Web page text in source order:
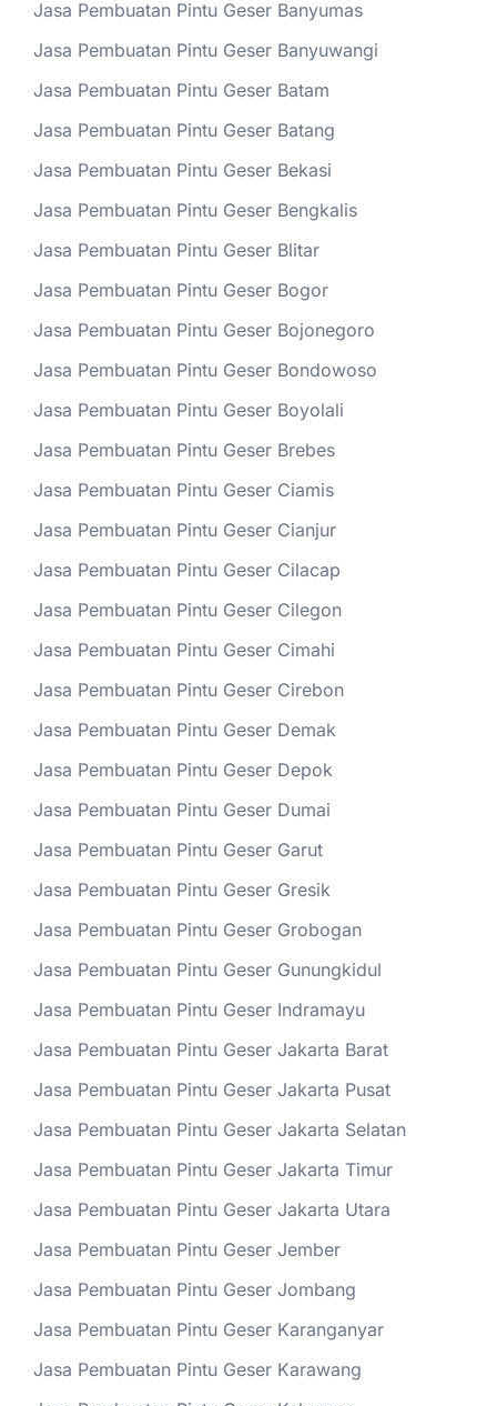
Jasa Pembuatan Pintu Geser Banyumas
Jasa Pembuatan Pintu Geser Banyuwangi
Jasa Pembuatan Pintu Geser Batam
Jasa Pembuatan Pintu Geser Batang
Jasa Pembuatan Pintu Geser Bekasi
Jasa Pembuatan Pintu Geser Bengkalis
Jasa Pembuatan Pintu Geser Blitar
Jasa Pembuatan Pintu Geser Bogor
Jasa Pembuatan Pintu Geser Bojonegoro
Jasa Pembuatan Pintu Geser Bondowoso
Jasa Pembuatan Pintu Geser Boyolali
Jasa Pembuatan Pintu Geser Brebes
Jasa Pembuatan Pintu Geser Ciamis
Jasa Pembuatan Pintu Geser Cianjur
Jasa Pembuatan Pintu Geser Cilacap
Jasa Pembuatan Pintu Geser Cilegon
Jasa Pembuatan Pintu Geser Cimahi
Jasa Pembuatan Pintu Geser Cirebon
Jasa Pembuatan Pintu Geser Demak
Jasa Pembuatan Pintu Geser Depok
Jasa Pembuatan Pintu Geser Dumai
Jasa Pembuatan Pintu Geser Garut
Jasa Pembuatan Pintu Geser Gresik
Jasa Pembuatan Pintu Geser Grobogan
Jasa Pembuatan Pintu Geser Gunungkidul
Jasa Pembuatan Pintu Geser Indramayu
Jasa Pembuatan Pintu Geser Jakarta Barat
Jasa Pembuatan Pintu Geser Jakarta Pusat
Jasa Pembuatan Pintu Geser Jakarta Selatan
Jasa Pembuatan Pintu Geser Jakarta Timur
Jasa Pembuatan Pintu Geser Jakarta Utara
Jasa Pembuatan Pintu Geser Jember
Jasa Pembuatan Pintu Geser Jombang
Jasa Pembuatan Pintu Geser Karanganyar
Jasa Pembuatan Pintu Geser Karawang